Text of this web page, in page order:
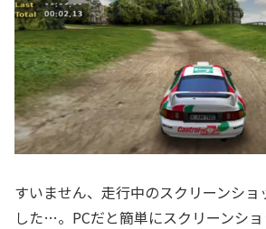
すいません、走行中のスクリーンショ
した…。PCだと簡単にスクリーンシ